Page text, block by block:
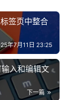
签页中整合
年7月11日 23:25
入和编辑文
下一篇